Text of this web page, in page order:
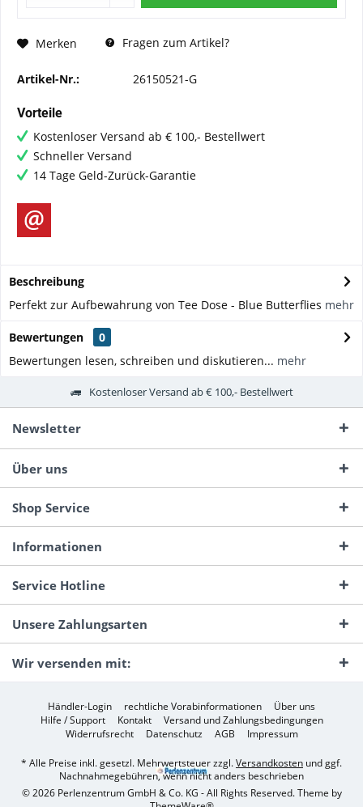
Merken Fragen zum Artikel?
Artikel-Nr.: 26150521-G
Vorteile
Kostenloser Versand ab € 100,- Bestellwert
Schneller Versand
14 Tage Geld-Zurück-Garantie
Beschreibung
Perfekt zur Aufbewahrung von Tee Dose - Blue Butterflies mehr
Bewertungen
0
Bewertungen lesen, schreiben und diskutieren... mehr
Kostenloser Versand ab € 100,- Bestellwert
Newsletter
Über uns
Shop Service
Informationen
Service Hotline
Unsere Zahlungsarten
Wir versenden mit:
Händler-Login rechtliche Vorabinformationen
Über uns
Hilfe / Support
Kontakt
Versand und Zahlungsbedingungen
Widerrufsrecht
Datenschutz AGB Impressum
* Alle Preise inkl. gesetzl. Mehrwertsteuer zzgl.Versandkosten und ggf.
Nachnahmegebühren, wenn nicht anders beschrieben
© 2026 Perlenzentrum GmbH & Co. KG - All Rights Reserved. Theme by